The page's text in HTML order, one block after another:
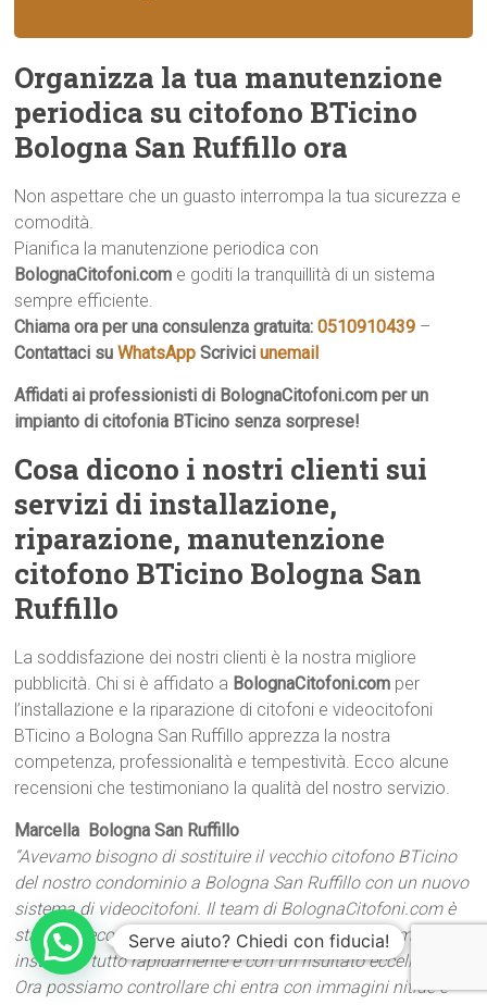
Organizza la tua manutenzione
periodica su citofono BTicino
Bologna San Ruffillo ora
Non aspettare che un guasto interrompa la tua sicurezza e
comodità.
Pianifica la manutenzione periodica con
BolognaCitofoni.com e goditi la tranquillità di un sistema
sempre efficiente.
Chiama ora per una consulenza gratuita:0510910439 –
Contattaci suWhatsApp Scriviciunemail
Affidati ai professionisti di BolognaCitofoni.com per un
impianto di citofonia BTicino senza sorprese!
Cosa dicono i nostri clienti sui
servizi di installazione,
riparazione, manutenzione
citofono BTicino Bologna San
Ruffillo
La soddisfazione dei nostri clienti è la nostra migliore
pubblicità. Chi si è affidato a BolognaCitofoni.com per
l’installazione e la riparazione di citofoni e videocitofoni
BTicino a Bologna San Ruffillo apprezza la nostra
competenza, professionalità e tempestività. Ecco alcune
recensioni che testimoniano la qualità del nostro servizio.
Marcella  Bologna San Ruffillo
“Avevamo bisogno di sostituire il vecchio citofono BTicino
del nostro condominio a Bologna San Ruffillo con un nuovo
sistema di videocitofoni. Il team di BolognaCitofoni.com è
stato impeccabile: hanno consigliato la soluzione migliore,
installato tutto rapidamente e con un risultato eccellente.
Ora possiamo controllare chi entra con immagini nitide e
Serve aiuto? Chiedi con fiducia!